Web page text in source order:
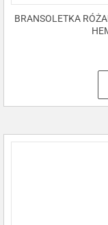
BRANSOLETKA